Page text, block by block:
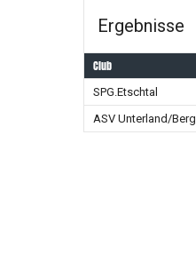
Ergebnisse
Club
SPG.Etschtal
ASV Unterland/Berg